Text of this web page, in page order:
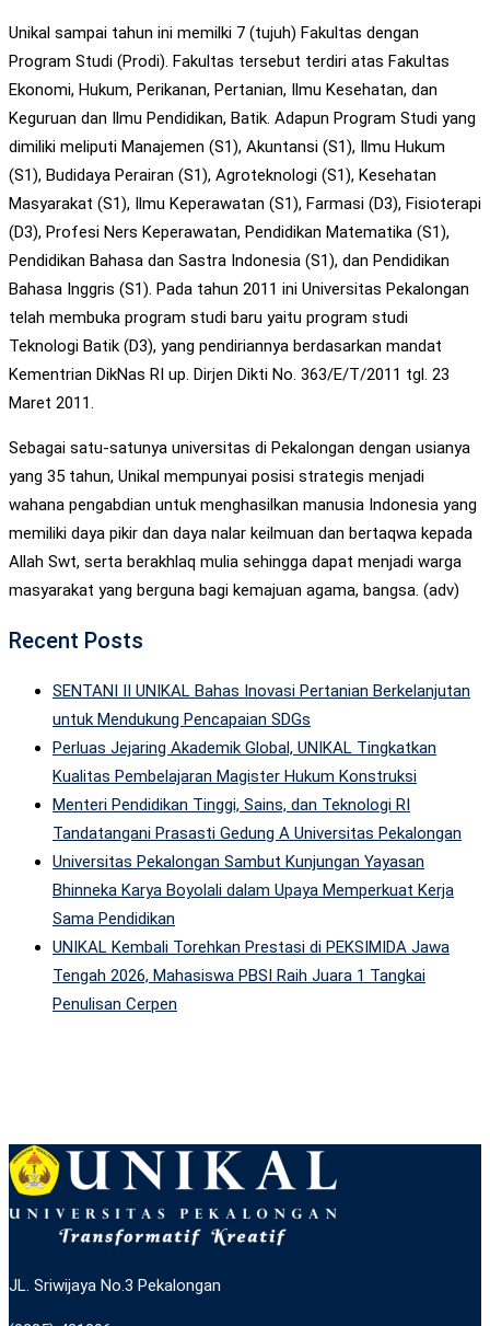
Unikal sampai tahun ini memilki 7 (tujuh) Fakultas dengan
Program Studi (Prodi). Fakultas tersebut terdiri atas Fakultas
Ekonomi, Hukum, Perikanan, Pertanian, Ilmu Kesehatan, dan
Keguruan dan Ilmu Pendidikan, Batik. Adapun Program Studi yang
dimiliki meliputi Manajemen (S1), Akuntansi (S1), Ilmu Hukum
(S1), Budidaya Perairan (S1), Agroteknologi (S1), Kesehatan
Masyarakat (S1), Ilmu Keperawatan (S1), Farmasi (D3), Fisioterapi
(D3), Profesi Ners Keperawatan, Pendidikan Matematika (S1),
Pendidikan Bahasa dan Sastra Indonesia (S1), dan Pendidikan
Bahasa Inggris (S1). Pada tahun 2011 ini Universitas Pekalongan
telah membuka program studi baru yaitu program studi
Teknologi Batik (D3), yang pendiriannya berdasarkan mandat
Kementrian DikNas RI up. Dirjen Dikti No. 363/E/T/2011 tgl. 23
Maret 2011.
Sebagai satu-satunya universitas di Pekalongan dengan usianya
yang 35 tahun, Unikal mempunyai posisi strategis menjadi
wahana pengabdian untuk menghasilkan manusia Indonesia yang
memiliki daya pikir dan daya nalar keilmuan dan bertaqwa kepada
Allah Swt, serta berakhlaq mulia sehingga dapat menjadi warga
masyarakat yang berguna bagi kemajuan agama, bangsa. (adv)
Recent Posts
SENTANI II UNIKAL Bahas Inovasi Pertanian Berkelanjutan
untuk Mendukung Pencapaian SDGs
Perluas Jejaring Akademik Global, UNIKAL Tingkatkan
Kualitas Pembelajaran Magister Hukum Konstruksi
Menteri Pendidikan Tinggi, Sains, dan Teknologi RI
Tandatangani Prasasti Gedung A Universitas Pekalongan
Universitas Pekalongan Sambut Kunjungan Yayasan
Bhinneka Karya Boyolali dalam Upaya Memperkuat Kerja
Sama Pendidikan
UNIKAL Kembali Torehkan Prestasi di PEKSIMIDA Jawa
Tengah 2026, Mahasiswa PBSI Raih Juara 1 Tangkai
Penulisan Cerpen
JL. Sriwijaya No.3 Pekalongan